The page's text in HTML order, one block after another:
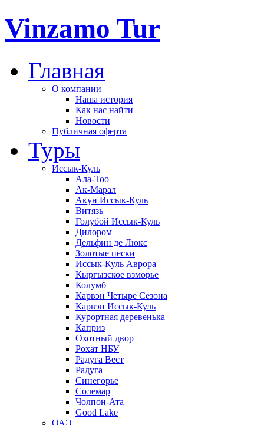
Vinzamo Tur
Главная
О компании
Наша история
Как нас найти
Новости
Публичная оферта
Туры
Иссык-Куль
Ала-Тоо
Ак-Марал
Акун Иссык-Куль
Витязь
Голубой Иссык-Куль
Дилором
Дельфин де Люкс
Золотые пески
Иссык-Куль Аврора
Кыргызское взморье
Колумб
Карвэн Четыре Сезона
Карвэн Иссык-Куль
Курортная деревенька
Каприз
Охотный двор
Рохат НБУ
Радуга Вест
Радуга
Синегорье
Солемар
Чолпон-Ата
Good Lake
ОАЭ